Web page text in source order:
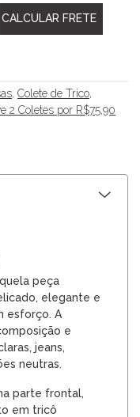
, Colete de Trico,
2 Coletes por R$75,90
peça
elegante e
esforço. A
e
jeans,
neutras.
parte frontal,
em tricô